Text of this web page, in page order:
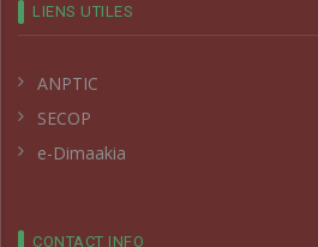
LIENS UTILES
ANPTIC
SECOP
e-Dimaakia
CONTACT INFO